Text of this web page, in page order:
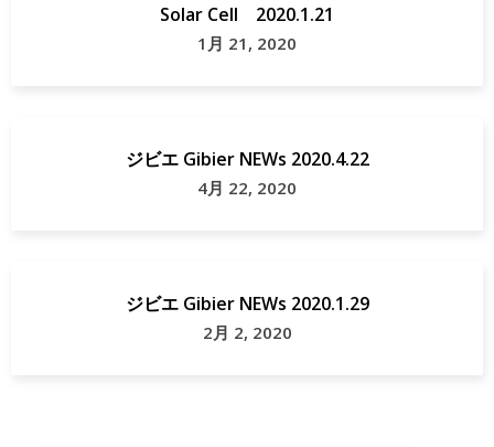
Solar Cell 2020.1.21
1月 21, 2020
ジビエ Gibier NEWs 2020.4.22
4月 22, 2020
ジビエ Gibier NEWs 2020.1.29
2月 2, 2020